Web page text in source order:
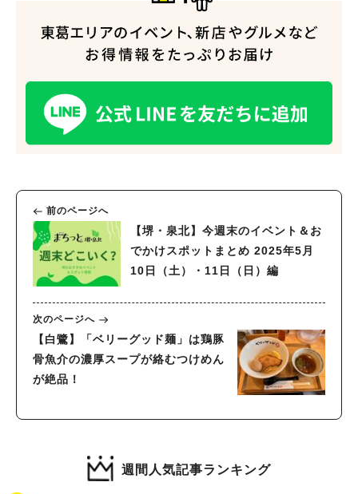
前のページへ
【堺・泉北】今週末のイベント＆お
でかけスポットまとめ 2025年5月
10日（土）・11日（日）編
次のページへ
【白鷺】「ベリーグッド麺」は鶏豚
骨魚介の濃厚スープが絡むつけめん
が絶品！
週間人気記事ランキング